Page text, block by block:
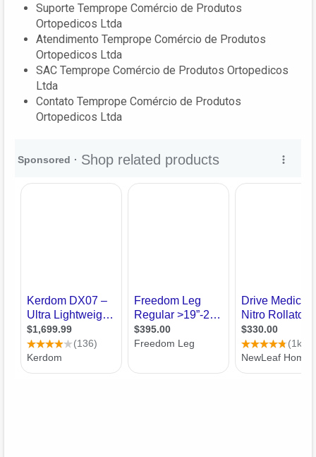
Suporte Temprope Comércio de Produtos
Ortopedicos Ltda
Atendimento Temprope Comércio de Produtos
Ortopedicos Ltda
SAC Temprope Comércio de Produtos Ortopedicos
Ltda
Contato Temprope Comércio de Produtos
Ortopedicos Ltda